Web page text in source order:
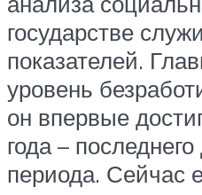
государстве
показателей.
уровень
он впервые
года –
периода. Сейчас